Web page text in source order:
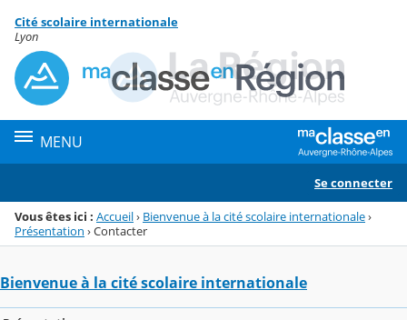
Menu de la rubrique
Contenu
Cité scolaire internationale
Lyon
MENU
Se connecter
Vous êtes ici : Accueil› Bienvenue à la cité scolaire internationale›
Présentation ›Contacter
Bienvenue à la cité scolaire internationale